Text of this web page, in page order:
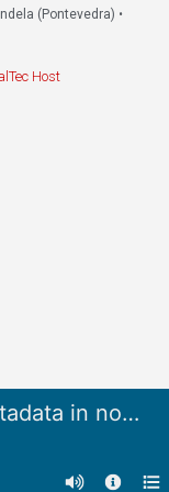
(Pontevedra) •
Host
Radio stream metadata in not available.